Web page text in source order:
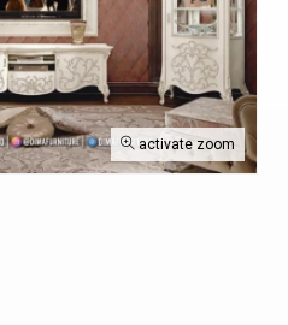
activate zoom